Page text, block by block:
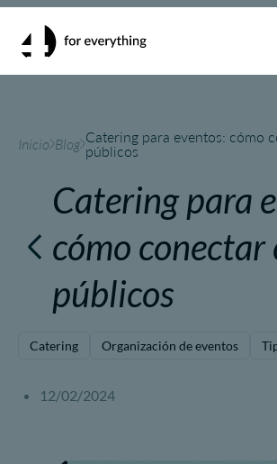
Inicio Blog Catering para eventos: cómo
públicos
Catering para
cómo conectar
públicos
Catering Organización de eventos
12/02/2024